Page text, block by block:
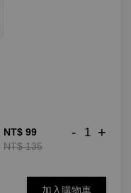
NT$ 99
NT$ 135
- +